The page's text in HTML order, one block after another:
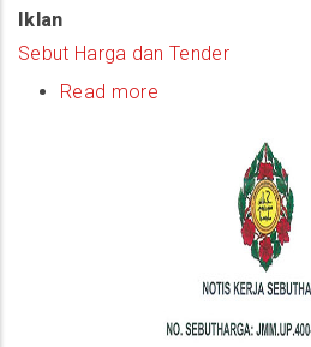
Iklan
Sebut Harga dan Tender
Read more
Sebutharga)
Pembaikan
Platform
Dan